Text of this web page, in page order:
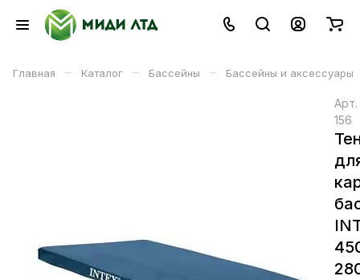
Главная – Каталог – Бассейны – Бассейны и аксессуары
Арт.
156